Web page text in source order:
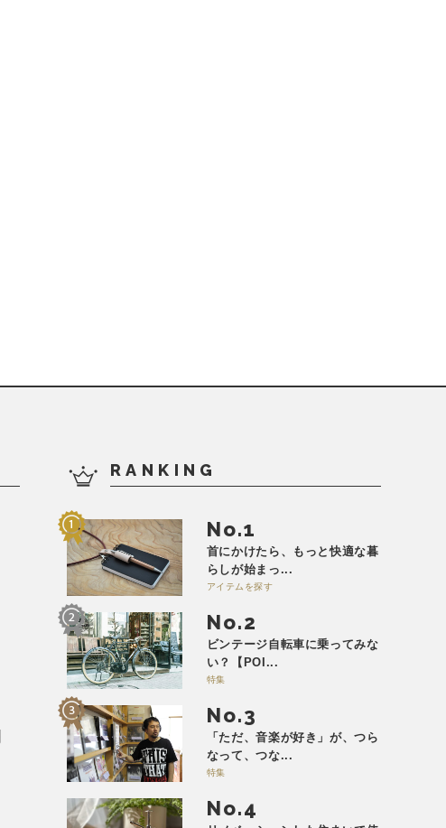
RANKING
No.
首にかけたら、もっと快適な暮
らしが始まっ...
アイテムを探す
No.
ビンテージ自転車に乗ってみな
い？【POI...
特集
No.
「ただ、音楽が好き」が、つら
なって、つな...
特集
No.